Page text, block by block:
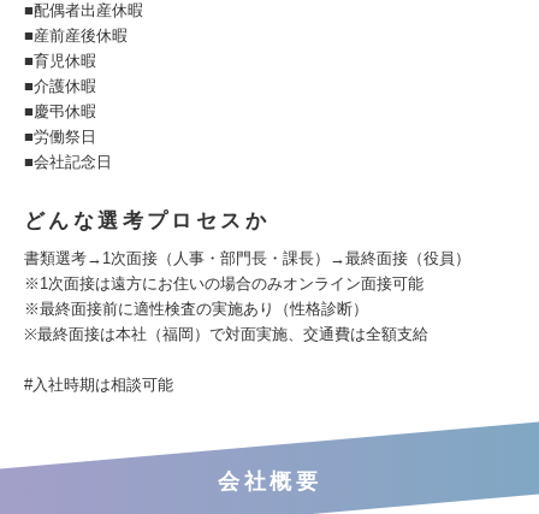
■配偶者出産休暇
■産前産後休暇
■育児休暇
■介護休暇
■慶弔休暇
■労働祭日
■会社記念日
どんな選考プロセスか
書類選考→1次面接（人事・部門長・課長）→最終面接（役員）
※1次面接は遠方にお住いの場合のみオンライン面接可能
※最終面接前に適性検査の実施あり（性格診断）
※最終面接は本社（福岡）で対面実施、交通費は全額支給
#入社時期は相談可能
会社概要